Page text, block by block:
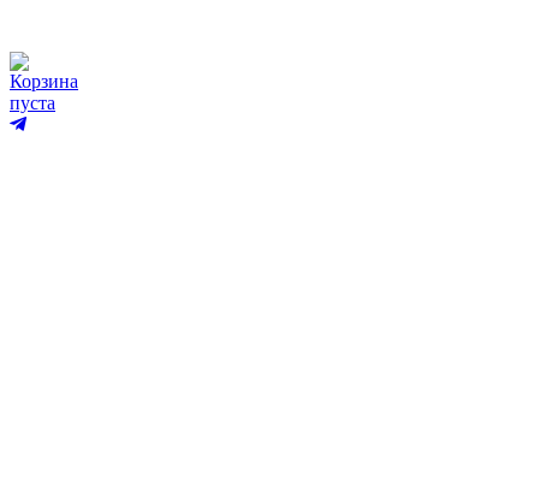
Корзина
пуста